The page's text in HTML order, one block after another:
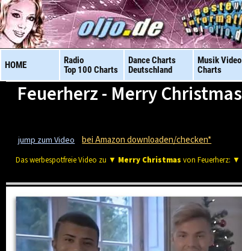
HOME
Radio
Top 100 Charts
Dance Charts
Deutschland
Musik Video
Charts
Feuerherz - Merry Christmas
jump zum Video bei Amazon downloaden/checken*
Das werbespotfreie Video zu ▼ Merry Christmas von Feuerherz: ▼